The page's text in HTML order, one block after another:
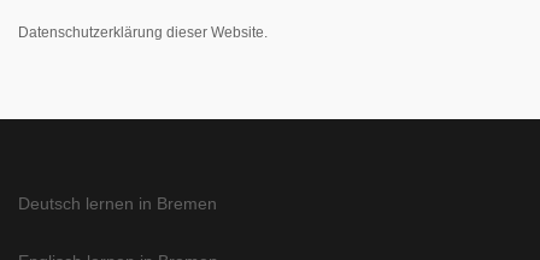
Datenschutzerklärung dieser Website.
Deutsch lernen in Bremen